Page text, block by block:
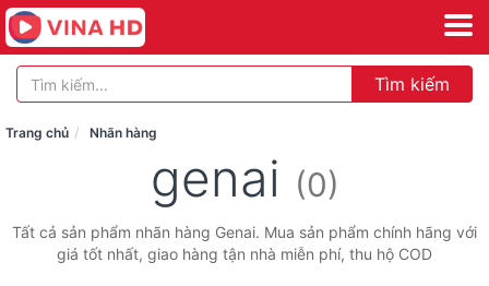
Tìm kiếm
Trang chủ Nhãn hàng
genai (0)
Tất cả sản phẩm nhãn hàng Genai. Mua sản phẩm chính hãng với
giá tốt nhất, giao hàng tận nhà miễn phí, thu hộ COD